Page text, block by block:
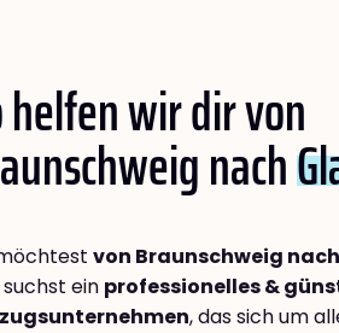
helfen wir dir von
nach
von Braunschweig
ein professionelles &
, das sich um